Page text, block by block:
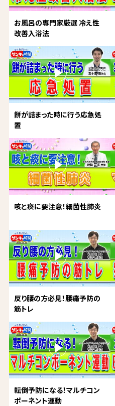
お風呂の専門家厳選 冷え性
改善入浴法
餅が詰まった時に行う応急処
置
咳と痰に要注意！細菌性肺炎
反り腰の方必見！腰痛予防の
筋トレ
転倒予防になる！マルチコン
ポーネント運動